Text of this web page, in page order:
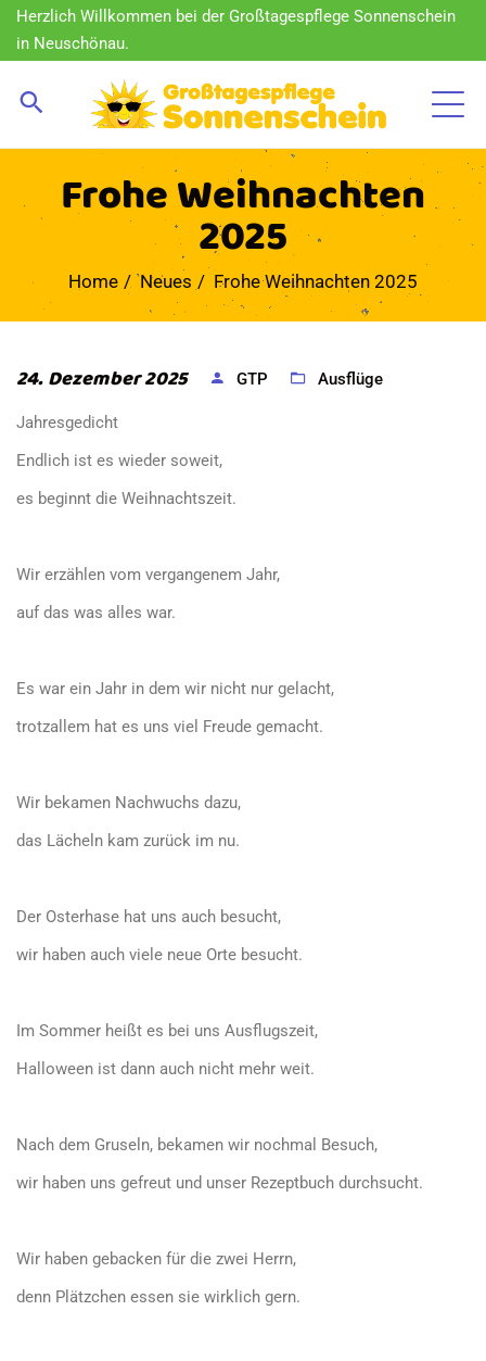
Herzlich Willkommen bei der Großtagespflege Sonnenschein
in Neuschönau.
Frohe Weihnachten
2025
Home Neues Frohe Weihnachten 2025
24. Dezember 2025 GTP Ausflüge
Jahresgedicht
Endlich ist es wieder soweit,
es beginnt die Weihnachtszeit.
Wir erzählen vom vergangenem Jahr,
auf das was alles war.
Es war ein Jahr in dem wir nicht nur gelacht,
trotzallem hat es uns viel Freude gemacht.
Wir bekamen Nachwuchs dazu,
das Lächeln kam zurück im nu.
Der Osterhase hat uns auch besucht,
wir haben auch viele neue Orte besucht.
Im Sommer heißt es bei uns Ausflugszeit,
Halloween ist dann auch nicht mehr weit.
Nach dem Gruseln, bekamen wir nochmal Besuch,
wir haben uns gefreut und unser Rezeptbuch durchsucht.
Wir haben gebacken für die zwei Herrn,
denn Plätzchen essen sie wirklich gern.